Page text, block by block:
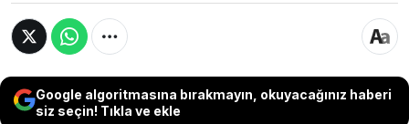
Google algoritmasına bırakmayın, okuyacağınız haberi
siz seçin! Tıkla ve ekle